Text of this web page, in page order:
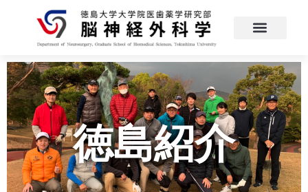
徳島紹介